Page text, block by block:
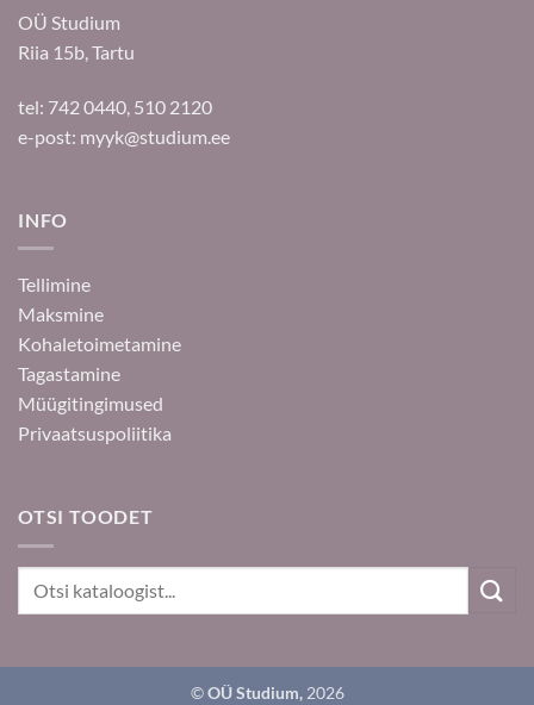
OÜ Studium
Riia 15b, Tartu
tel: 742 0440, 510 2120
e-post: myyk@studium.ee
INFO
Tellimine
Maksmine
Kohaletoimetamine
Tagastamine
Müügitingimused
Privaatsuspoliitika
OTSI TOODET
©OÜ Studium,2026